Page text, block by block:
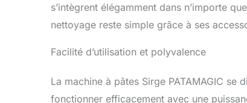
s’intègrent élégamment dans n’importe
nettoyage reste simple grâce à ses
Facilité d’utilisation et polyvalence
La machine à pâtes Sirge PATAMAGIC
fonctionner efficacement avec une